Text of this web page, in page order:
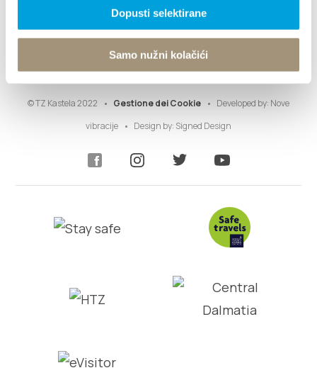
Dopusti selektirane
Samo nužni kolačići
© TZ Kastela 2022 Gestione dei Cookie Developed by: Nove
vibracije
Design by: Signed Design